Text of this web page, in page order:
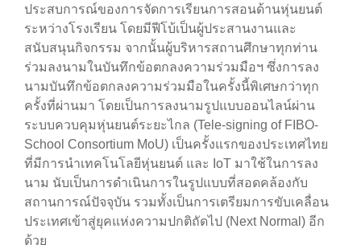
ประสบการณ์ของการจัดการเรียนการสอนด้านหุ่นยนต์
ระหว่างโรงเรียน โดยมีฟีโบ้เป็นผู้ประสานงานและ
สนับสนุนกิจกรรม จากนั้นผู้บริหารสถานศึกษาทุกท่าน
ร่วมลงนามในบันทึกข้อตกลงความร่วมมือฯ ซึ่งการลง
นามบันทึกข้อตกลงความร่วมมือในครั้งนี้พิเศษกว่าทุก
ครั้งที่ผ่านมา โดยเป็นการลงนามรูปแบบออนไลน์ผ่าน
ระบบควบคุมหุ่นยนต์ระยะไกล (Tele-signing of FIBO-
School Consortium MoU) เป็นครั้งแรกของประเทศไทย
ที่มีการนำเทคโนโลยีหุ่นยนต์ และ IoT มาใช้ในการลง
นาม นับเป็นการดำเนินการในรูปแบบที่สอดคล้องกับ
สถานการณ์ปัจจุบัน รวมทั้งเป็นการเตรียมการขับเคลื่อน
ประเทศเข้าสู่ยุคแห่งความปกติถัดไป (Next Normal) อีก
ด้วย